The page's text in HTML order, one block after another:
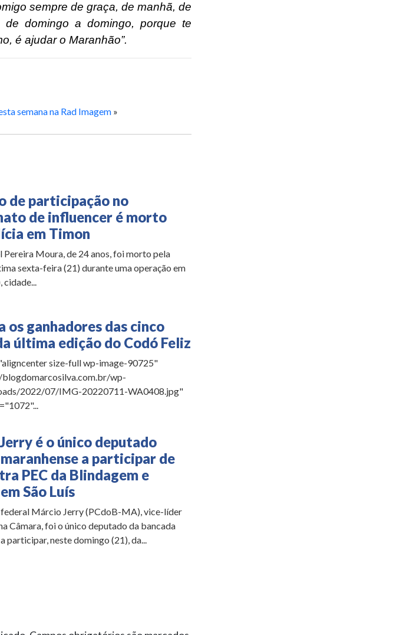
sempre de graça, de manhã, de
domingo a domingo, porque te
é ajudar o Maranhão”.
semana na Rad Imagem »
de participação no
de influencer é morto
em Timon
Pereira Moura, de 24 anos, foi morto pela
sexta-feira (21) durante uma operação em
cidade...
os ganhadores das cinco
última edição do Codó Feliz
size-full wp-image-90725"
wp-
2022/07/IMG-20220711-WA0408.jpg"
é o único deputado
a participar de
PEC da Blindagem e
São Luís
Márcio Jerry (PCdoB-MA), vice-líder
Câmara, foi o único deputado da bancada
participar, neste domingo (21), da...